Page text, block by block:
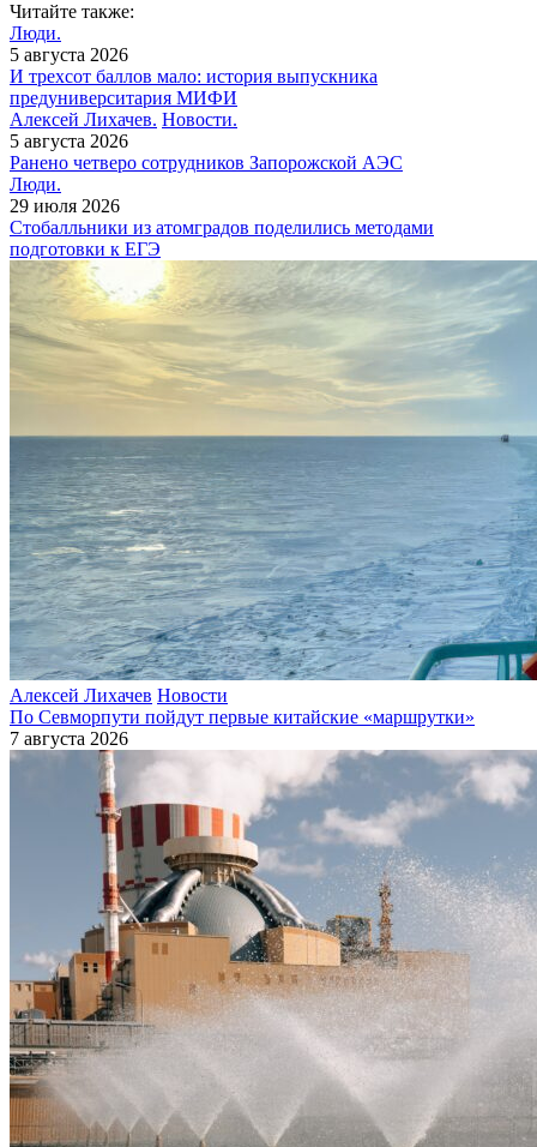
Читайте также:
Люди.
5 августа 2026
И трехсот баллов мало: история выпускника
предуниверситария МИФИ
Алексей Лихачев. Новости.
5 августа 2026
Ранено четверо сотрудников Запорожской АЭС
Люди.
29 июля 2026
Cтобалльники из атомградов поделились методами
подготовки к ЕГЭ
Алексей Лихачев Новости
По Севморпути пойдут первые китайские «маршрутки»
7 августа 2026